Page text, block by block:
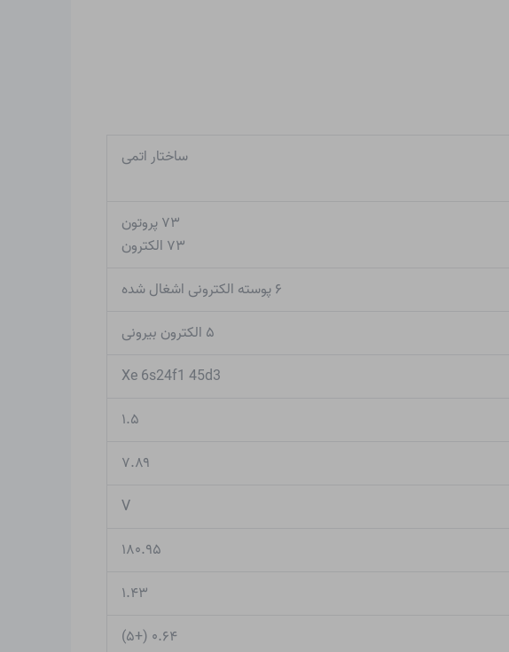
ساختار اتمی
۷۳ پروتون
۷۳ الکترون
۶ پوسته الکترونی اشغال شده
۵ الکترون بیرونی
Xe 6s24f1 45d3
۱.۵
۷.۸۹
V
۱۸۰.۹۵
۱.۴۳
۰.۶۴ (+۵)